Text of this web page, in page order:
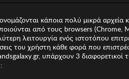
κάποια πολύ μικρά αρχεία
από τους browsers (Chrome,
λειτουργία ενός ιστοτόπου
του χρήστη κάθε φορά που
υπάρχουν 3 διαφορετικοί